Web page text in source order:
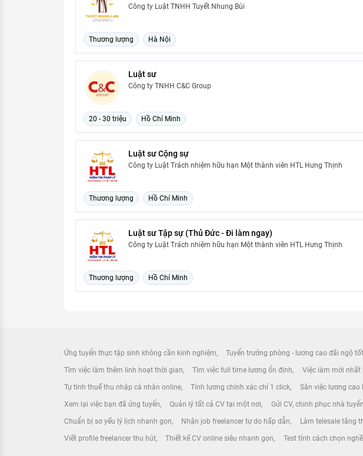
Công ty Luật TNHH Tuyết Nhung Bùi
Thương lượng Hà Nội
Luật sư
Công ty TNHH C&C Group
20 - 30 triệu Hồ Chí Minh
Luật sư Cộng sự
Công ty Luật Trách nhiệm hữu hạn Một thành viên HTL Hưng Thịnh
Thương lượng Hồ Chí Minh
Luật sư Tập sự (Thủ Đức - Đi làm ngay)
Công ty Luật Trách nhiệm hữu hạn Một thành viên HTL Hưng Thịnh
Thương lượng Hồ Chí Minh
Ứng tuyển thực tập sinh không cần kinh nghiệm Tuyển trưởng phòng - lương cao đãi ngộ
Tìm việc làm thêm linh hoạt thời gian Tìm việc full time lương ổn định Việc làm mới nhất
Tự tính thuế thu nhập cá nhân online Tính lương chính xác chỉ 1 click Săn việc lương cao
Xem lại việc bạn đã ứng tuyển Quản lý tất cả CV tại một nơi Gửi CV, chinh phục nhà
Chuẩn bị sơ yếu lý lịch nhanh gọn Nhận job freelancer tự do hấp dẫn Làm telesale tăng
Viết profile freelancer thu hút Thiết kế CV online siêu nhanh gọn Test tính cách chọn